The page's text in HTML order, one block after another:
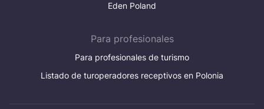
Eden Poland
Para profesionales
Para profesionales de turismo
Listado de turoperadores receptivos en Polonia